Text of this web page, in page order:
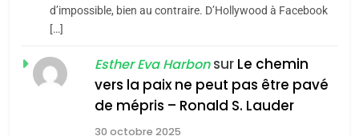
Accords d’Isaac:
l’alliance pourrait
s’étendre à 13 pays
d’Amérique latine
ISRAÉL JUDAISME
d’impossible, bien au contraire. D’Hollywood à Facebook
[…]
Esther Eva Harbonsur Le chemin
vers la paix ne peut pas être pavé
de mépris – Ronald S. Lauder
30 octobre 2025
CE QUI NOUS MANQUE –
JUDAISME
Maroc : Les amandes de